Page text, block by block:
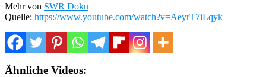
Mehr von SWR Doku
Quelle: https://www.youtube.com/watch?v=AeyrT7iLqyk
Ähnliche Videos: